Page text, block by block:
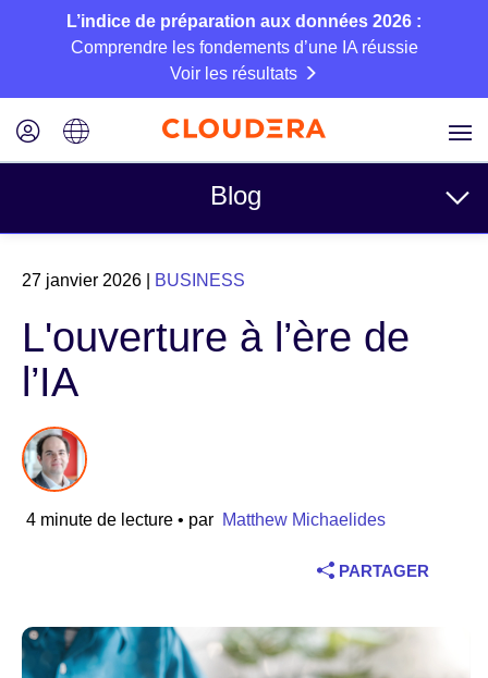
L’indice de préparation aux données 2026 :
Comprendre les fondements d’une IA réussie
Voir les résultats
Blog
Rubriques
Business
Technique
Culture
Industrie
Industrie manufacturière
27 janvier 2026 BUSINESS
L'ouverture à l’ère de
l’IA
4 minute de lecture • par Matthew Michaelides
PARTAGER